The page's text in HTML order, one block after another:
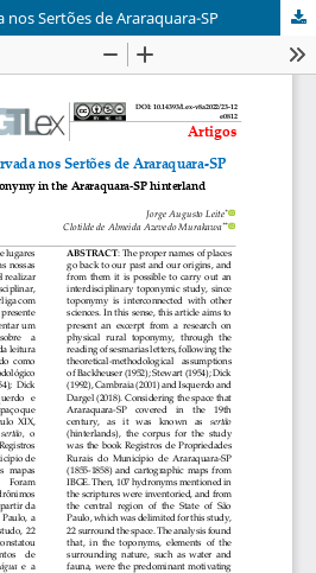
Sertões de Araraquara-SP